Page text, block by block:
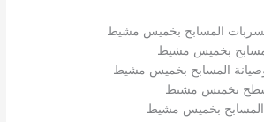
المسابح بخميس مشيط
بخميس مشيط
المسابح بخميس مشيط
بخميس مشيط
بخميس مشيط